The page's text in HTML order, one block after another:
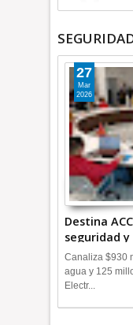
Destina
seguridad
+Video
27
Mar
2026
Canaliza $930
agua y 125
Electr...